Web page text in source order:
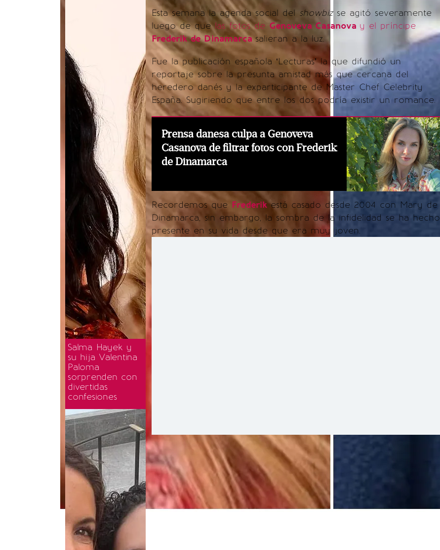
Salma Hayek y
su hija Valentina
Paloma
sorprenden con
divertidas
confesiones
Esta semana la agenda social del showbiz se agitó severamente
luego de quelas fotos deGenoveva Casanova y el príncipe
Frederik de Dinamarca salieran a la luz.
Fue la publicación española ‘Lecturas’ la que difundió un
reportaje sobre la presunta amistad más que cercana del
heredero danés y la exparticipante de Master Chef Celebrity
España. Sugiriendo que entre los dos podría existir un romance.
Prensa danesa culpa a Genoveva
Casanova de filtrar fotos con Frederik
de Dinamarca
Recordemos que Frederikestá casado desde 2004 con Mary de
Dinamarca, sin embargo, la sombra de la infidelidad se ha hecho
presente en su vida desde que era muy joven.